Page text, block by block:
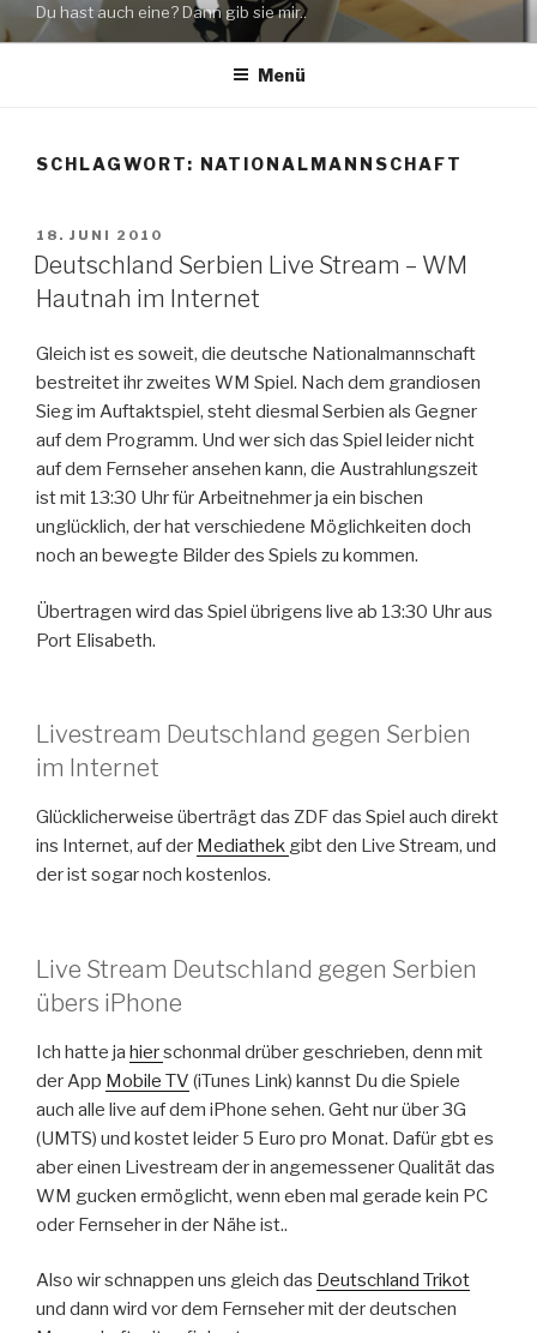
springenDu hast auch eine? Dann gib sie mir..
Menü
SCHLAGWORT: NATIONALMANNSCHAFT
VERÖFFENTLICHT
AM
18. JUNI 2010
Deutschland Serbien Live Stream – WM
Hautnah im Internet
Gleich ist es soweit, die deutsche Nationalmannschaft
bestreitet ihr zweites WM Spiel. Nach dem grandiosen
Sieg im Auftaktspiel, steht diesmal Serbien als Gegner
auf dem Programm. Und wer sich das Spiel leider nicht
auf dem Fernseher ansehen kann, die Austrahlungszeit
ist mit 13:30 Uhr für Arbeitnehmer ja ein bischen
unglücklich, der hat verschiedene Möglichkeiten doch
noch an bewegte Bilder des Spiels zu kommen.
Übertragen wird das Spiel übrigens live ab 13:30 Uhr aus
Port Elisabeth.
Livestream Deutschland gegen Serbien
im Internet
Glücklicherweise überträgt das ZDF das Spiel auch direkt
ins Internet, auf der Mediathek gibt den Live Stream, und
der ist sogar noch kostenlos.
Live Stream Deutschland gegen Serbien
übers iPhone
Ich hatte ja hierschonmal drüber geschrieben, denn mit
der App Mobile TV (iTunes Link) kannst Du die Spiele
auch alle live auf dem iPhone sehen. Geht nur über 3G
(UMTS) und kostet leider 5 Euro pro Monat. Dafür gbt es
aber einen Livestream der in angemessener Qualität das
WM gucken ermöglicht, wenn eben mal gerade kein PC
oder Fernseher in der Nähe ist..
Also wir schnappen uns gleich das Deutschland Trikot
und dann wird vor dem Fernseher mit der deutschen